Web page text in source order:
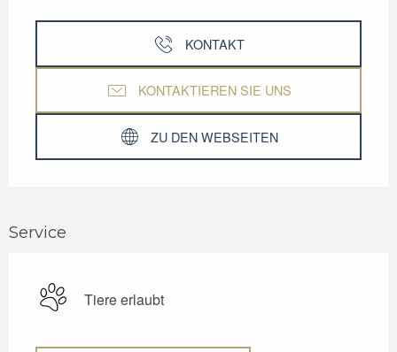
KONTAKT
KONTAKTIEREN SIE UNS
ZU DEN WEBSEITEN
Service
Tiere erlaubt